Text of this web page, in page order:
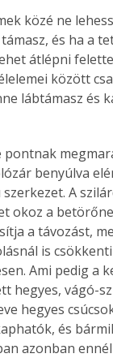
közé ne
és ha a
átlépni
között
lábtámasz és
benyúlva
A
okoz a
a távozást,
is
Ami pedig a
hegyes, vágó-
hegyes
és
azonban